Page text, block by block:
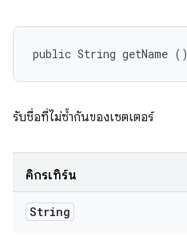
public String getName ()
รับชื่อที่ไม่ซ้ำกันของเซตเตอร์
คิกรีเทิร์น
String